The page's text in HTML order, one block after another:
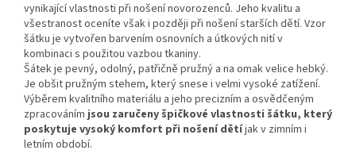
vynikající vlastnosti při nošení novorozenců. Jeho kvalitu a
všestranost oceníte však i později při nošení starších dětí. Vzor
šátku je vytvořen barvením osnovních a útkových nití v
kombinaci s použitou vazbou tkaniny.
Šátek je pevný, odolný, patřičně pružný a na omak velice hebký.
Je obšit pružným stehem, který snese i velmi vysoké zatížení.
Výběrem kvalitního materiálu a jeho precizním a osvědčeným
zpracovánímjsou zaručeny špičkové vlastnosti šátku, který
poskytuje vysoký komfort při nošení dětíjak v zimním i
letním období.